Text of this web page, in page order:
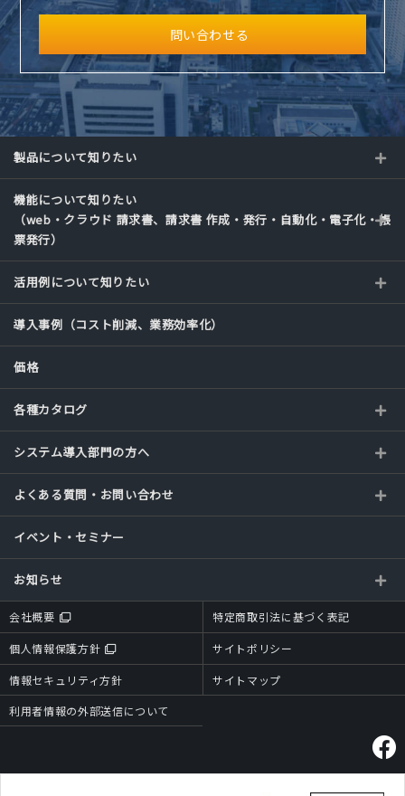
問い合わせる
製品について知りたい
機能について知りたい
（web・クラウド 請求書、請求書 作成・発行・自動化・電子化・帳
票発行）
活用例について知りたい
導入事例（コスト削減、業務効率化）
価格
各種カタログ
システム導入部門の方へ
よくある質問・お問い合わせ
イベント・セミナー
お知らせ
会社概要 特定商取引法に基づく表記
個人情報保護方針 サイトポリシー
情報セキュリティ方針
サイトマップ
利用者情報の外部送信について